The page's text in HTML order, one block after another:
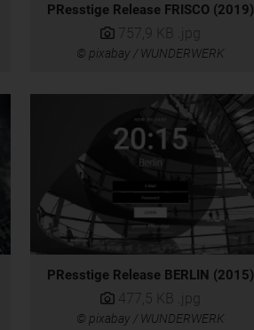
PResstige Release FRISCO (2019)
757,9 KB .jpg
© pixabay / WUNDERWERK
PResstige Release BERLIN (2015)
477,5 KB .jpg
© pixabay / WUNDERWERK